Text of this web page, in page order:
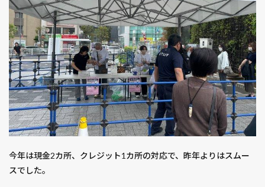
今年は現金2カ所、クレジット1カ所の対応で、昨年よりはスムー
スでした。